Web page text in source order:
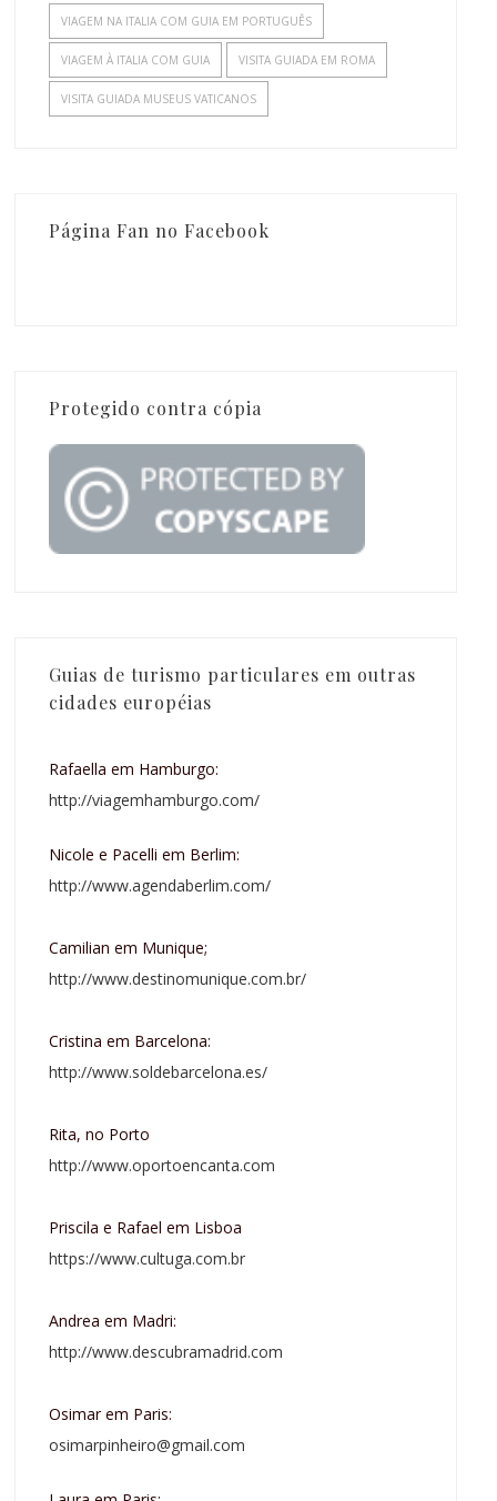
VIAGEM NA ITALIA COM GUIA EM PORTUGUÊS
VIAGEM À ITALIA COM GUIA VISITA GUIADA EM ROMA
VISITA GUIADA MUSEUS VATICANOS
Página Fan no Facebook
Protegido contra cópia
Guias de turismo particulares em outras
cidades européias
Rafaella em Hamburgo:
http://viagemhamburgo.com/
Nicole e Pacelli em Berlim:
http://www.agendaberlim.com/
Camilian em Munique;
http://www.destinomunique.com.br/
Cristina em Barcelona:
http://www.soldebarcelona.es/
Rita, no Porto
http://www.oportoencanta.com
Priscila e Rafael em Lisboa
https://www.cultuga.com.br
Andrea em Madri:
http://www.descubramadrid.com
Osimar em Paris:
osimarpinheiro@gmail.com